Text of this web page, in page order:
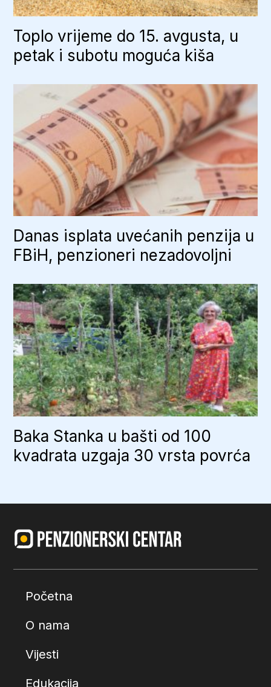
Toplo vrijeme do 15. avgusta, u
petak i subotu moguća kiša
Danas isplata uvećanih penzija u
FBiH, penzioneri nezadovoljni
Baka Stanka u bašti od 100
kvadrata uzgaja 30 vrsta povrća
Početna
O nama
Vijesti
Edukacija